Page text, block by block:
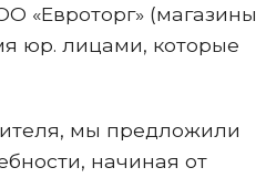
«Евроторг» (магазины
юр. лицами, которые
мы предложили
начиная от